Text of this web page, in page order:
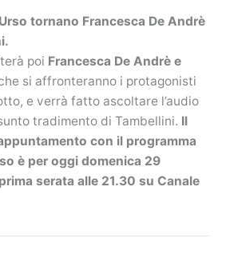
tornano Francesca De Andrè
poi Francesca De Andrè e
si affronteranno i protagonisti
e verrà fatto ascoltare l’audio
tradimento di Tambellini. Il
con il programma
è per oggi domenica 29
serata alle 21.30 su Canale